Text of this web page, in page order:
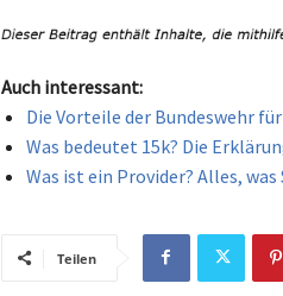
Auch interessant:
Die Vorteile der Bundeswehr
Was bedeutet 15k? Die
Was ist ein Provider? Alles,
Teilen